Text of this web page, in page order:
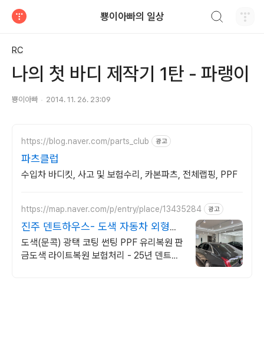
뿅이아빠의 일상
RC
나의 첫 바디 제작기 1탄 - 파랭이
뿅이아빠 2014. 11. 26. 23:09
https://blog.naver.com/parts_club 광고
파츠클럽
수입차 바디킷, 사고 및 보험수리, 카본파츠, 전체랩핑, PPF
https://map.naver.com/p/entry/place/13435284 광고
진주 덴트하우스- 도색 자동차 외형복
원/관리 전문점
도색(문콕) 광택 코팅 썬팅 PPF 유리복원 판
금도색 라이트복원 보험처리 - 25년 덴트장